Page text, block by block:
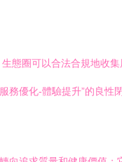
圈可以合法合規地收
優化-體驗提升”的良